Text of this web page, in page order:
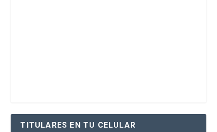
TITULARES EN TU CELULAR